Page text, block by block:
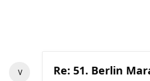
Re: 51. Berlin